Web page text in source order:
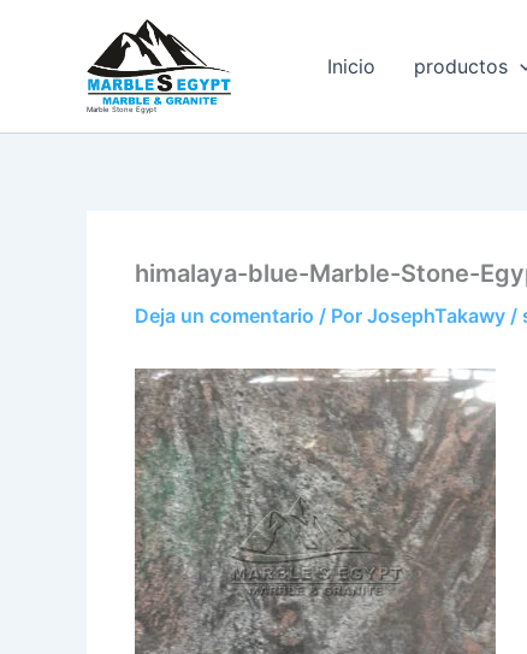
contenido
Marble Stone Egypt
Inicio productos
himalaya-blue-Marble-Stone-
Deja un comentario / Por JosephTakawy /